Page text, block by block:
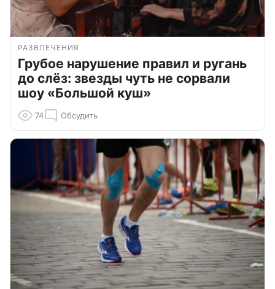
РАЗВЛЕЧЕНИЯ
Грубое нарушение правил и ругань
до слёз: звезды чуть не сорвали
шоу «Большой куш»
74 Обсудить